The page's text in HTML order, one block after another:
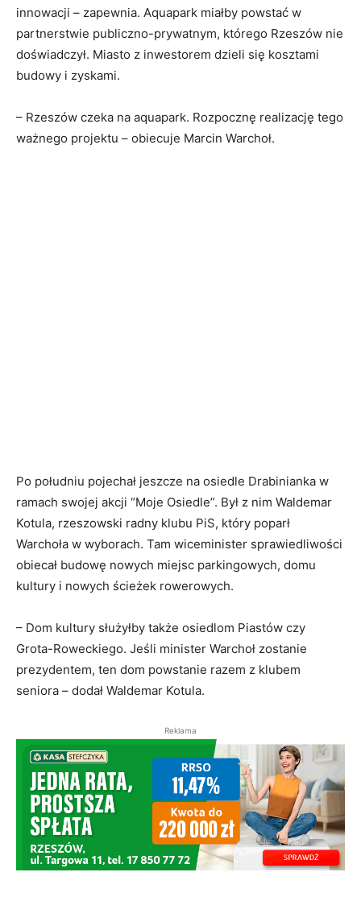
innowacji – zapewnia. Aquapark miałby powstać w
partnerstwie publiczno-prywatnym, którego Rzeszów nie
doświadczył. Miasto z inwestorem dzieli się kosztami
budowy i zyskami.
– Rzeszów czeka na aquapark. Rozpocznę realizację tego
ważnego projektu – obiecuje Marcin Warchoł.
Po południu pojechał jeszcze na osiedle Drabinianka w
ramach swojej akcji “Moje Osiedle”. Był z nim Waldemar
Kotula, rzeszowski radny klubu PiS, który poparł
Warchoła w wyborach. Tam wiceminister sprawiedliwości
obiecał budowę nowych miejsc parkingowych, domu
kultury i nowych ścieżek rowerowych.
– Dom kultury służyłby także osiedlom Piastów czy
Grota-Roweckiego. Jeśli minister Warchoł zostanie
prezydentem, ten dom powstanie razem z klubem
seniora – dodał Waldemar Kotula.
Reklama